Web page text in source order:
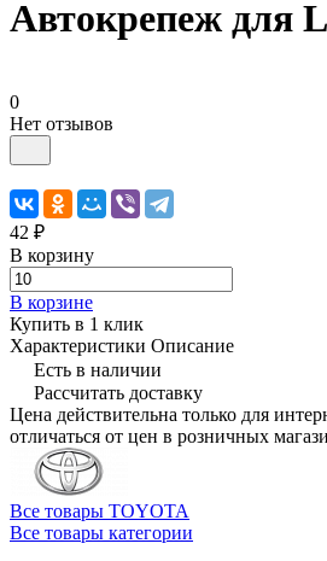
Автокрепеж для
0
Нет отзывов
42 ₽
В корзину
В корзине
Купить в 1 клик
Характеристики Описание
Есть в наличии
Рассчитать доставку
Цена действительна только для
отличаться от цен в розничных
Все товары TOYOTA
Все товары категории